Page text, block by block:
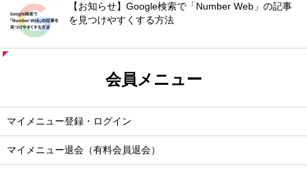
【お知らせ】Google検索で「Number Web」の記事
を見つけやすくする方法
会員メニュー
マイメニュー登録・ログイン
マイメニュー退会（有料会員退会）